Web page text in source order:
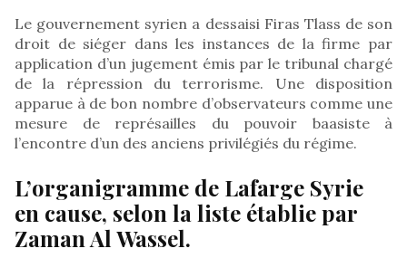
Le gouvernement syrien a dessaisi Firas Tlass de son
droit de siéger dans les instances de la firme par
application d’un jugement émis par le tribunal chargé
de la répression du terrorisme. Une disposition
apparue à de bon nombre d’observateurs comme une
mesure de représailles du pouvoir baasiste à
l’encontre d’un des anciens privilégiés du régime.
L’organigramme de Lafarge Syrie
en cause, selon la liste établie par
Zaman Al Wassel.